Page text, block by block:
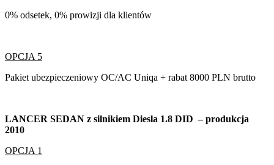
0% odsetek, 0% prowizji dla klientów
OPCJA 5
Pakiet ubezpieczeniowy OC/AC Uniqa + rabat 8000 PLN brutto
LANCER SEDAN z silnikiem Diesla 1.8 DID – produkcja
2010
OPCJA 1